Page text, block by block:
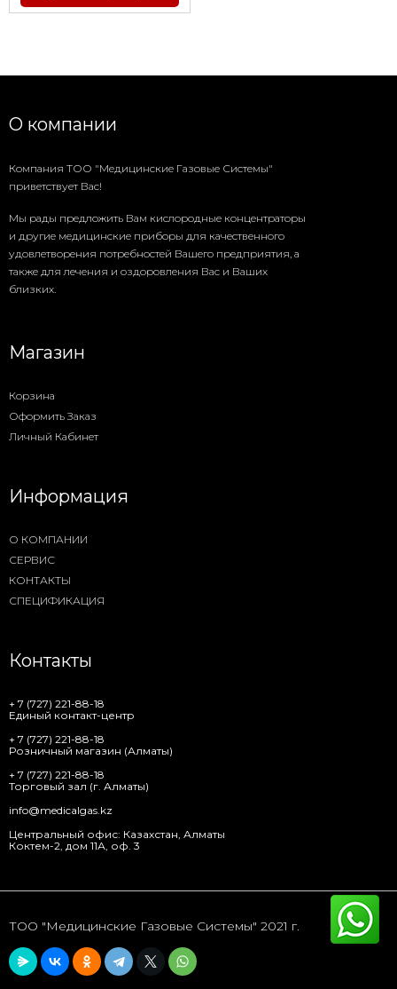
О компании
Компания ТОО "Медицинские Газовые Системы"
приветствует Вас!
Мы рады предложить Вам кислородные концентраторы
и другие медицинские приборы для качественного
удовлетворения потребностей Вашего предприятия, а
также для лечения и оздоровления Вас и Ваших
близких.
Магазин
Корзина
Оформить Заказ
Личный Кабинет
Информация
О КОМПАНИИ
СЕРВИС
КОНТАКТЫ
СПЕЦИФИКАЦИЯ
Контакты
+ 7 (727) 221-88-18
Единый контакт-центр
+ 7 (727) 221-88-18
Розничный магазин (Алматы)
+ 7 (727) 221-88-18
Торговый зал (г. Алматы)
info@medicalgas.kz
Центральный офис: Казахстан, Алматы
Коктем-2, дом 11А, оф. 3
ТОО "Медицинские Газовые Системы" 2021 г.